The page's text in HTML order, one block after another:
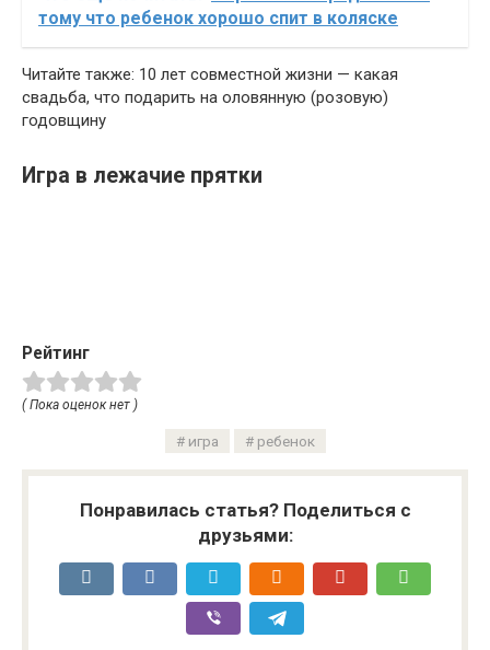
тому что ребенок хорошо спит в коляске
Читайте также: 10 лет совместной жизни — какая
свадьба, что подарить на оловянную (розовую)
годовщину
Игра в лежачие прятки
Рейтинг
( Пока оценок нет )
игра ребенок
Понравилась статья? Поделиться с
друзьями: